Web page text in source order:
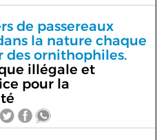
de passereaux
la nature chaque
des ornithophiles.
illégale et
pour la